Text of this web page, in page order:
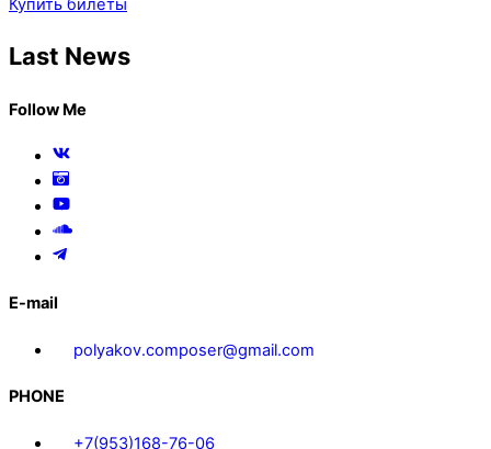
Купить билеты
Last News
Follow Me
E-mail
polyakov.composer@gmail.com
PHONE
+7(953)168-76-06